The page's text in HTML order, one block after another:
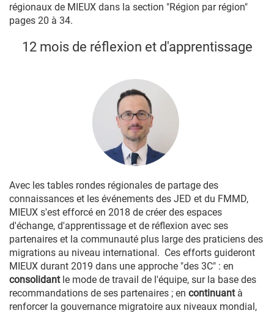
régionaux de MIEUX dans la section "Région par région"
pages 20 à 34.
12 mois de réflexion et d'apprentissage
Avec les tables rondes régionales de partage des
connaissances et les événements des JED et du FMMD,
MIEUX s'est efforcé en 2018 de créer des espaces
d'échange, d'apprentissage et de réflexion avec ses
partenaires et la communauté plus large des praticiens des
migrations au niveau international. Ces efforts guideront
MIEUX durant 2019 dans une approche "des 3C" : en
consolidantle mode de travail de l'équipe, sur la base des
recommandations de ses partenaires ; en continuantà
renforcer la gouvernance migratoire aux niveaux mondial,